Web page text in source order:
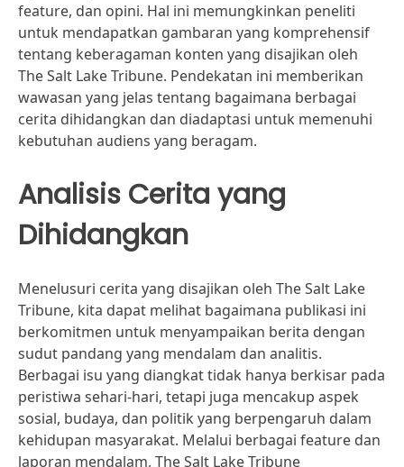
feature, dan opini. Hal ini memungkinkan peneliti
untuk mendapatkan gambaran yang komprehensif
tentang keberagaman konten yang disajikan oleh
The Salt Lake Tribune. Pendekatan ini memberikan
wawasan yang jelas tentang bagaimana berbagai
cerita dihidangkan dan diadaptasi untuk memenuhi
kebutuhan audiens yang beragam.
Analisis Cerita yang
Dihidangkan
Menelusuri cerita yang disajikan oleh The Salt Lake
Tribune, kita dapat melihat bagaimana publikasi ini
berkomitmen untuk menyampaikan berita dengan
sudut pandang yang mendalam dan analitis.
Berbagai isu yang diangkat tidak hanya berkisar pada
peristiwa sehari-hari, tetapi juga mencakup aspek
sosial, budaya, dan politik yang berpengaruh dalam
kehidupan masyarakat. Melalui berbagai feature dan
laporan mendalam, The Salt Lake Tribune